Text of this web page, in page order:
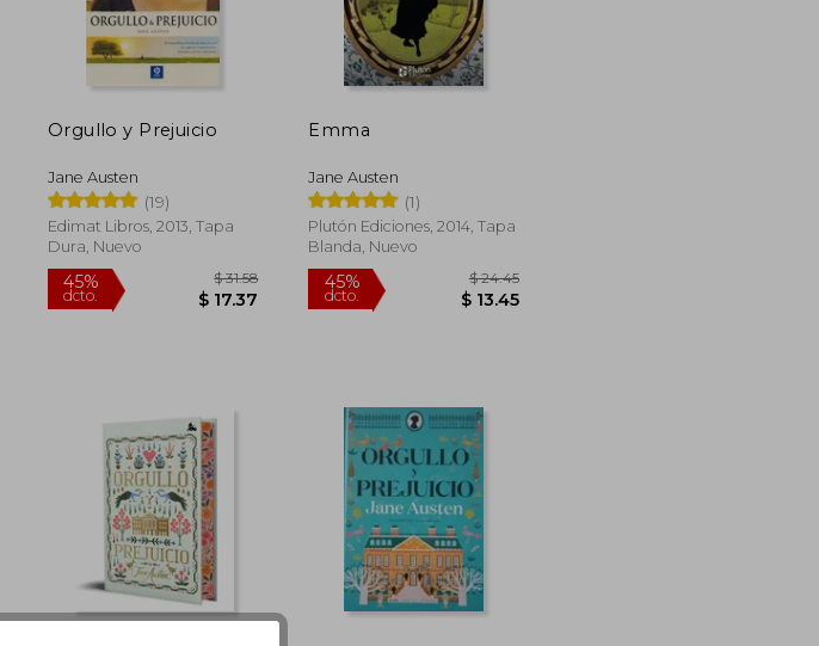
Orgullo y Prejuicio
Jane Austen
(19)
Edimat Libros, 2013, Tapa
Dura, Nuevo
45%
dcto.
$ 31.58
$ 17.37
Emma
Jane Austen
(1)
Plutón Ediciones, 2014, Tapa
Blanda, Nuevo
45%
dcto.